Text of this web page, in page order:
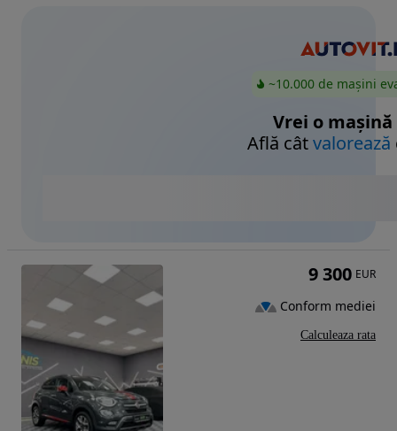
~10.000 de mașini
Vrei o mașină
Află câtvalorează
9 300 EUR
Conform mediei
Calculeaza rata